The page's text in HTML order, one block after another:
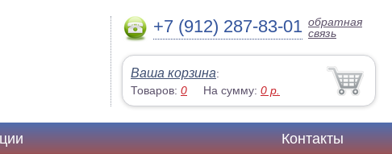
+7 (912) 287-83-01 обратная
связь
Ваша корзина:
Товаров: 0 На сумму: 0 р.
Контакты